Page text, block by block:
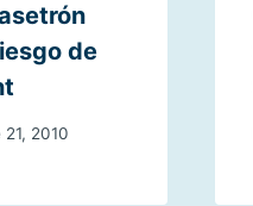
de
2010